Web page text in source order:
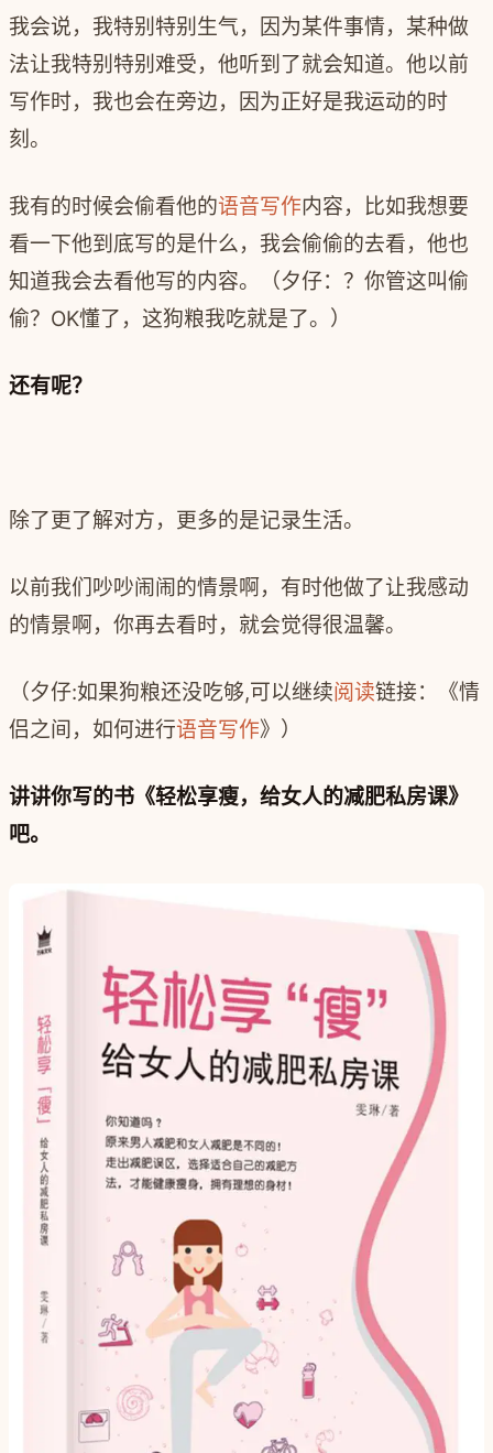
我会说，‍‍我特别特别生气，因为某件事情，某种做
法让我特别特别难受，他听到了就会知道。‍‍他以前
写作时，我也会在旁边，因为正好是我运动的时
刻。
我有的时候会偷看他的语音写作内容，‍‍比如我想要
看一下他到底写的是什么，我会偷偷的去看，‍‍他也
知道我会去看他写的内容。（夕仔：？你管这叫偷
偷？OK懂了，这狗粮我吃就是了。）
还有呢？
除了更了解对方，更多的是记录生活。
以前我们‍‍吵吵闹闹的情景啊，有时他做了让我感动
的情景啊，‍‍你再去看时，就会觉得很温馨。
（夕仔:如果狗粮还没吃够,可以继续阅读链接：《情
侣之间，如何进行语音写作》）
讲讲你写的书《轻松享瘦，给女人的减肥私房课》
吧。